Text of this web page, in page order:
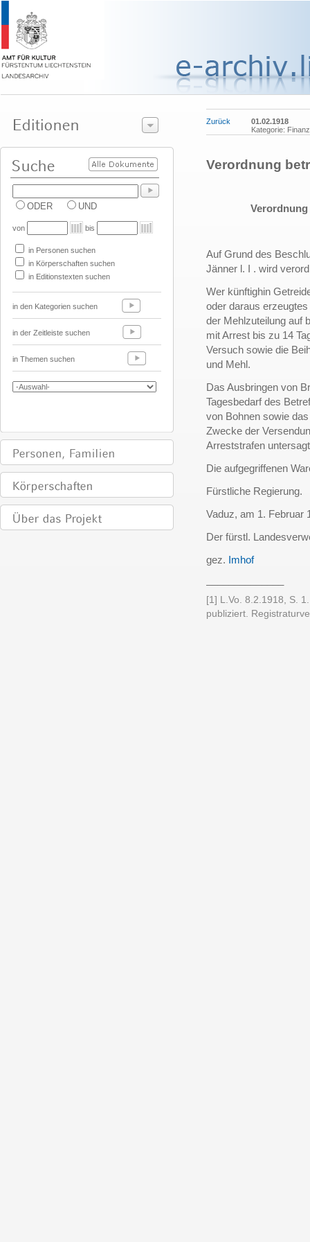
ODER UND
von bis
in Personen suchen
in Körperschaften suchen
in Editionstexten suchen
in den Kategorien suchen
in der Zeitleiste suchen
in Themen suchen
Zurück
01.02.1918
Kategorie:
Verordnung
Auf Grund des
Jänner l. I . wird
Wer künftighin
oder daraus
der Mehlzuteilung auf
mit Arrest bis zu 14
Versuch sowie die
und Mehl.
Das Ausbringen von
Tagesbedarf des
von Bohnen sowie
Zwecke der
Arreststrafen
Die aufgegriffenen
Fürstliche Regierung.
Vaduz, am 1. Februar
Der fürstl.
gez. Imhof
[1] L.Vo. 8.2.1918, S.
publiziert.